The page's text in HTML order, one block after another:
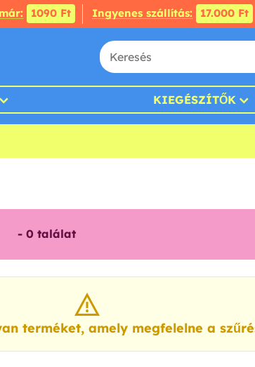
1090 Ft Ingyenes szállítás: 17.000 Ft
KIEGÉSZÍTŐK
- 0 találat
terméket, amely megfelelne a